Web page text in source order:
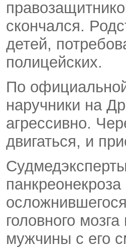
скончался.
детей,
полицейских.
По
наручники на
агрессивно.
двигаться, и
головного
мужчины с его